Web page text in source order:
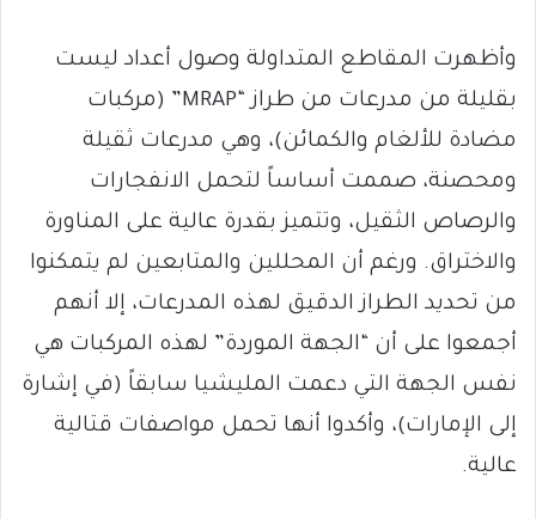
وأظهرت المقاطع المتداولة وصول أعداد ليست
بقليلة من مدرعات من طراز “MRAP” (مركبات
مضادة للألغام والكمائن)، وهي مدرعات ثقيلة
ومحصنة، صممت أساساً لتحمل الانفجارات
والرصاص الثقيل، وتتميز بقدرة عالية على المناورة
والاختراق. ورغم أن المحللين والمتابعين لم يتمكنوا
من تحديد الطراز الدقيق لهذه المدرعات، إلا أنهم
أجمعوا على أن “الجهة الموردة” لهذه المركبات هي
نفس الجهة التي دعمت المليشيا سابقاً (في إشارة
إلى الإمارات)، وأكدوا أنها تحمل مواصفات قتالية
عالية.